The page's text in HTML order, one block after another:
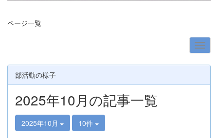
ページ一覧
部活動の様子
2025年10月の記事一覧
2025年10月 10件